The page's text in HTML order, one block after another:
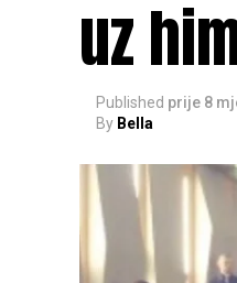
uz
Published prije 8
By Bella